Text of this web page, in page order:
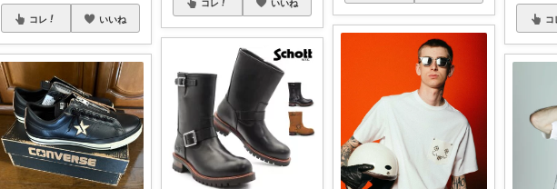
コレ いいね
コレ いいね
コ